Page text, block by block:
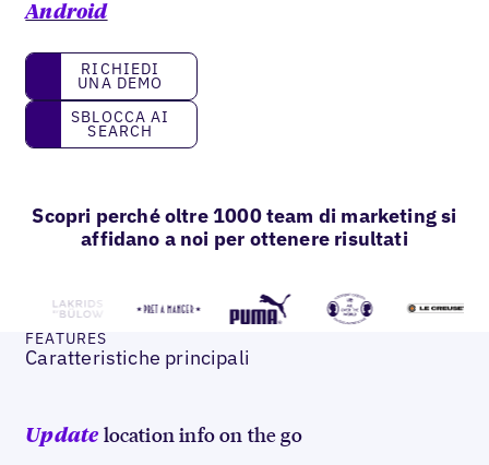
Android
Richiedi una demo
RICHIEDI
UNA DEMO
Sblocca AI Search
SBLOCCA AI
SEARCH
Scopri perché oltre 1000 team di marketing si
affidano a noi per ottenere risultati
FEATURES
Caratteristiche principali
Update location info on the go